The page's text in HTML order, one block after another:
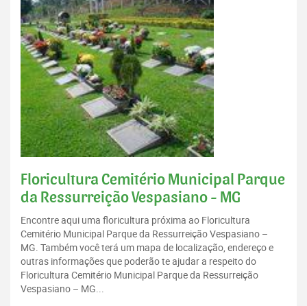
Floricultura Cemitério Municipal Parque
da Ressurreição Vespasiano - MG
Encontre aqui uma floricultura próxima ao Floricultura
Cemitério Municipal Parque da Ressurreição Vespasiano –
MG. Também você terá um mapa de localização, endereço e
outras informações que poderão te ajudar a respeito do
Floricultura Cemitério Municipal Parque da Ressurreição
Vespasiano – MG...